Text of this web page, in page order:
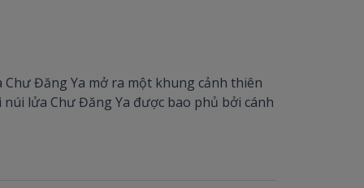
Đăng Ya mở ra một khung cảnh thiên
lửa Chư Đăng Ya được bao phủ bởi cánh